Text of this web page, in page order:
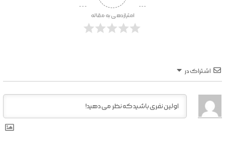
امتیازدهی به مقاله
اشتراک در